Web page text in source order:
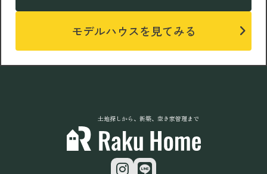
モデルハウスを見てみる
土地探しから、新築、空き家管理まで